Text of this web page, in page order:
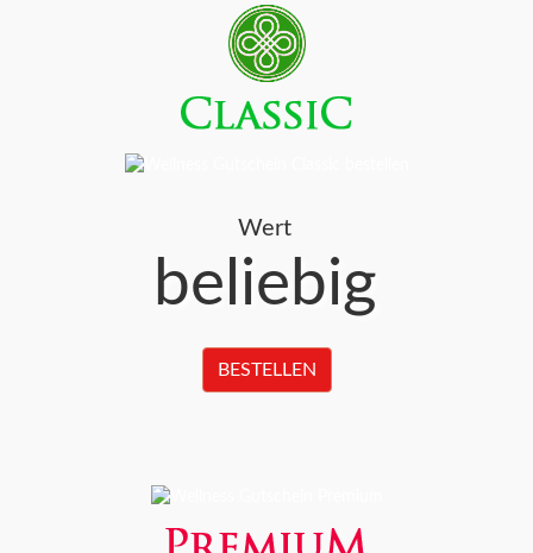
Wert
beliebig
BESTELLEN